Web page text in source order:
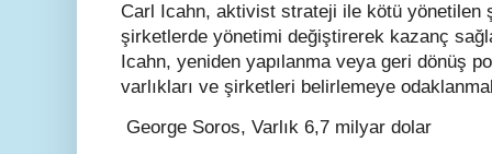
Carl Icahn, aktivist strateji ile kötü yönetilen
şirketlerde yönetimi değiştirerek kazanç
Icahn, yeniden yapılanma veya geri dönüş
varlıkları ve şirketleri belirlemeye
George Soros, Varlık 6,7 milyar dolar